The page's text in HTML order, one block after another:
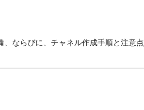
ならびに、チャネル作成手順と注意点